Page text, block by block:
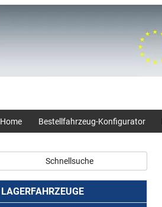
Home Bestellfahrzeug-Konfigurator
Schnellsuche
LAGERFAHRZEUGE